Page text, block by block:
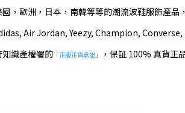
，歐洲，日本，南韓等等的潮流波鞋服飾產品
Air Jordan, Yeezy, Champion,
識產權署的 「正版正貨承諾」 ，保証 100% 真貨正